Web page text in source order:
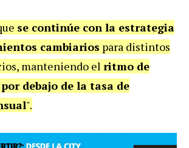
se continúe con la estrategia
cambiarios para distintos
manteniendo el ritmo de
debajo de la tasa de
".